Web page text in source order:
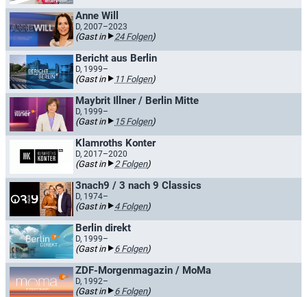
Anne Will
D, 2007–2023
(Gast in 24 Folgen)
Bericht aus Berlin
D, 1999–
(Gast in 11 Folgen)
Maybrit Illner / Berlin Mitte
D, 1999–
(Gast in 15 Folgen)
Klamroths Konter
D, 2017–2020
(Gast in 2 Folgen)
3nach9 / 3 nach 9 Classics
D, 1974–
(Gast in 4 Folgen)
Berlin direkt
D, 1999–
(Gast in 6 Folgen)
ZDF-Morgenmagazin / MoMa
D, 1992–
(Gast in 6 Folgen)